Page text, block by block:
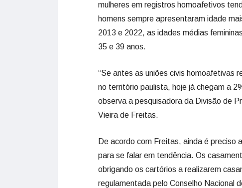
mulheres em registros homoafetivos
homens sempre apresentaram idade
2013 e 2022, as idades médias
35 e 39 anos.
“Se antes as uniões civis homoafetivas
no território paulista, hoje já chegam a
observa a pesquisadora da Divisão de
Vieira de Freitas.
De acordo com Freitas, ainda é preciso
para se falar em tendência. Os
obrigando os cartórios a realizarem
regulamentada pelo Conselho